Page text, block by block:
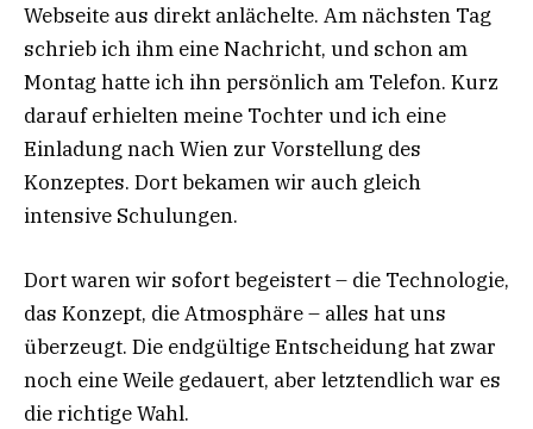
Webseite aus direkt anlächelte. Am nächsten Tag
schrieb ich ihm eine Nachricht, und schon am
Montag hatte ich ihn persönlich am Telefon. Kurz
darauf erhielten meine Tochter und ich eine
Einladung nach Wien zur Vorstellung des
Konzeptes. Dort bekamen wir auch gleich
intensive Schulungen.
Dort waren wir sofort begeistert – die Technologie,
das Konzept, die Atmosphäre – alles hat uns
überzeugt. Die endgültige Entscheidung hat zwar
noch eine Weile gedauert, aber letztendlich war es
die richtige Wahl.